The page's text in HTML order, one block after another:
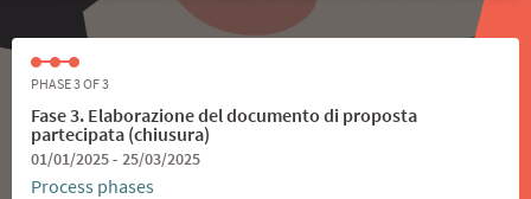
PHASE 3 OF 3
Fase 3. Elaborazione del documento di proposta
partecipata (chiusura)
01/01/2025 - 25/03/2025
Process phases